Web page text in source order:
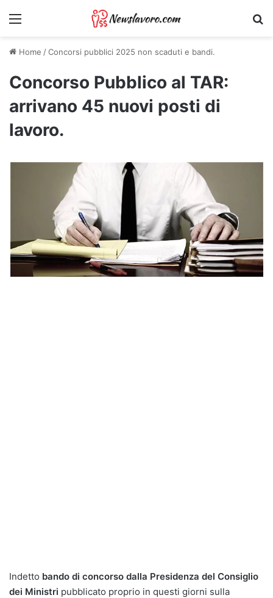
Menu
Home /Concorsi pubblici 2025 non scaduti e bandi.
Concorso Pubblico al TAR:
arrivano 45 nuovi posti di
lavoro.
Indetto bando di concorso dalla Presidenza del Consiglio
dei Ministri pubblicato proprio in questi giorni sulla